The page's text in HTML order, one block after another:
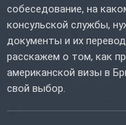
собеседование, на
консульской службы,
документы и их
расскажем о том, как
американской визы в
свой выбор.